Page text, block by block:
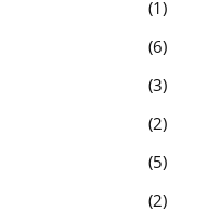
1
6
3
2
5
2